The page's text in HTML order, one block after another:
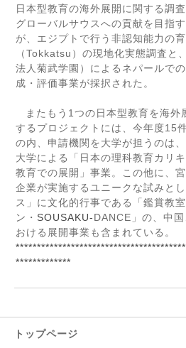
日本型教育の海外展開に関する調
グローバルサウスへの貢献を目指
が、エジプトで行う非認知能力の
（Tokkatsu ）の現地化実態調査と
法人菊武学園）によるネパールで
成・評価事業が採択された。
またもう 1 つの日本型教育を海外
するプロジェクトには、今年度15
の内、申請機関を大学が担うのは
大学による「日本の理科教育カリ
教育での展開」事業。この他に、
企業が実施するユニークな試みと
ス」に文化的行事である「鑑賞教
ン・ SOUSAKU‐DANCE 」の、中
おける展開事業も含まれている。
*************
トップページ